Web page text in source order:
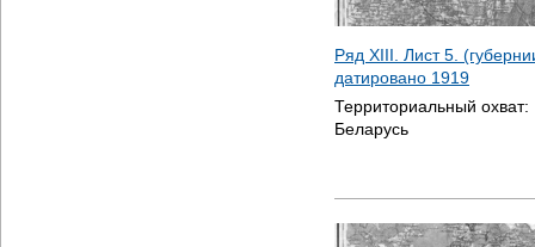
Ряд XIII. Лист 5.
датировано 1919
Территориальный охват:
Беларусь